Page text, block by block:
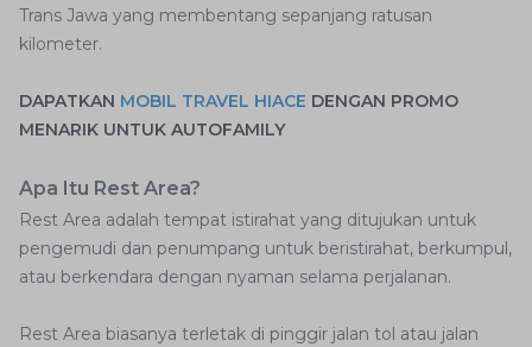
Trans Jawa yang membentang sepanjang ratusan
kilometer.
DAPATKAN MOBIL TRAVEL HIACE DENGAN PROMO
MENARIK UNTUK AUTOFAMILY
Apa Itu Rest Area?
Rest Area adalah tempat istirahat yang ditujukan untuk
pengemudi dan penumpang untuk beristirahat, berkumpul,
atau berkendara dengan nyaman selama perjalanan.
Rest Area biasanya terletak di pinggir jalan tol atau jalan